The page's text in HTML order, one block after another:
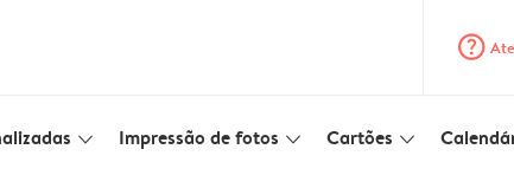
question_mark_circle
slim_arrow_down Impressão de fotos slim_arrow_down Cartões slim_arrow_down